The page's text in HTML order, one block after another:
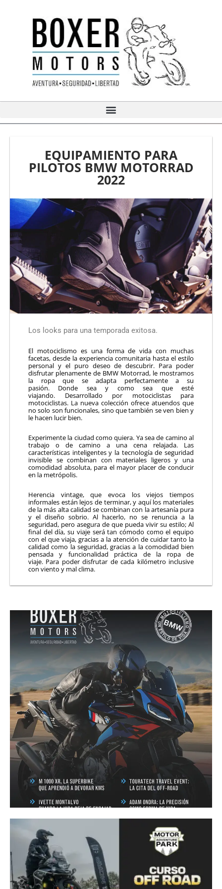
EQUIPAMIENTO PARA
PILOTOS BMW MOTORRAD
2022
Los looks para una temporada exitosa.
El motociclismo es una forma de vida con muchas
facetas, desde la experiencia comunitaria hasta el estilo
personal y el puro deseo de descubrir. Para poder
disfrutar plenamente de BMW Motorrad, le mostramos
la ropa que se adapta perfectamente a su
pasión. Donde sea y como sea que esté
viajando. Desarrollado por motociclistas para
motociclistas. La nueva colección ofrece atuendos que
no solo son funcionales, sino que también se ven bien y
le hacen lucir bien.
Experimente la ciudad como quiera. Ya sea de camino al
trabajo o de camino a una cena relajada. Las
características inteligentes y la tecnología de seguridad
invisible se combinan con materiales ligeros y una
comodidad absoluta, para el mayor placer de conducir
en la metrópolis.
Herencia vintage, que evoca los viejos tiempos
informales están lejos de terminar, y aquí los materiales
de la más alta calidad se combinan con la artesanía pura
y el diseño sobrio. Al hacerlo, no se renuncia a la
seguridad, pero asegura de que pueda vivir su estilo; Al
final del día, su viaje será tan cómodo como el equipo
con el que viaja, gracias a la atención de cuidar tanto la
calidad como la seguridad, gracias a la comodidad bien
pensada y funcionalidad práctica de la ropa de
viaje. Para poder disfrutar de cada kilómetro inclusive
con viento y mal clima.